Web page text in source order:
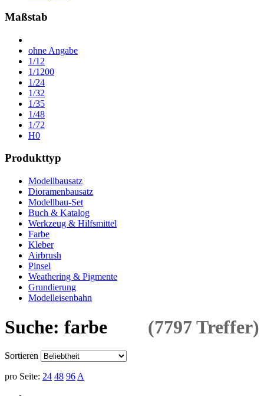
Maßstab
ohne Angabe
1/12
1/1200
1/24
1/32
1/35
1/48
1/72
H0
Produkttyp
Modellbausatz
Dioramenbausatz
Modellbau-Set
Buch & Katalog
Werkzeug & Hilfsmittel
Farbe
Kleber
Airbrush
Pinsel
Weathering & Pigmente
Grundierung
Modelleisenbahn
Suche: farbe (7797 Treffer)
Sortieren
pro Seite: 24 48 96 A